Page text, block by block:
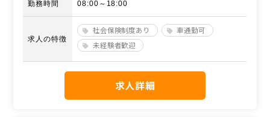
勤務時間 08:00～18:00
求人の特徴
社会保険制度あり
車通勤可
未経験者歓迎
求人詳細